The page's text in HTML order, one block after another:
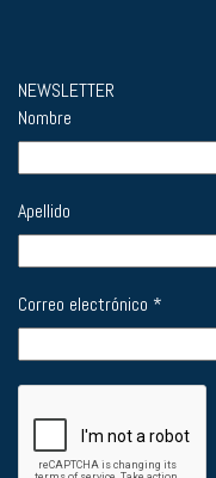
NEWSLETTER
Nombre
Apellido
Correo electrónico *